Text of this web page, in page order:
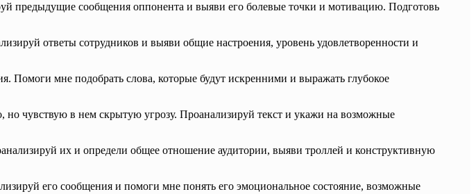
предыдущие сообщения оппонента и выяви его болевые точки и мотивацию. Подготовь
ответы сотрудников и выяви общие настроения, уровень удовлетворенности и
мне подобрать слова, которые будут искренними и выражать глубокое
чувствую в нем скрытую угрозу. Проанализируй текст и укажи на возможные
их и определи общее отношение аудитории, выяви троллей и конструктивную
его сообщения и помоги мне понять его эмоциональное состояние, возможные